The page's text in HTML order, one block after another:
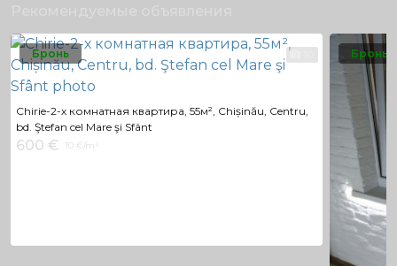
Бронь
Chirie-2-х комнатная квартира, 55м², Chișinău, Centru,
bd. Ştefan cel Mare şi Sfânt
600 € 10 €/m²
Бронь